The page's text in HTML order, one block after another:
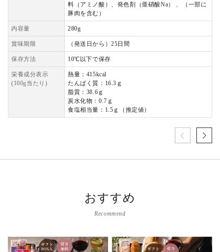
料（アミノ酸）、発色剤（亜硝酸Na） 、（一部に
豚肉を含む）
内容量 280g
賞味期限 （発送日から）25日間
保存方法 10℃以下で保存
栄養成分表示
(100g当たり)
熱量：415kcal
たんぱく質：16.3ｇ
脂質：38.6ｇ
炭水化物：0.7ｇ
食塩相当量：1.5ｇ（推定値）
おすすめ
Recommend